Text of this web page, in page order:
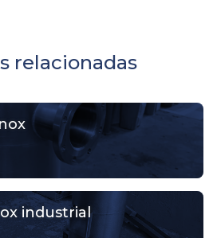
relacionadas
industrial